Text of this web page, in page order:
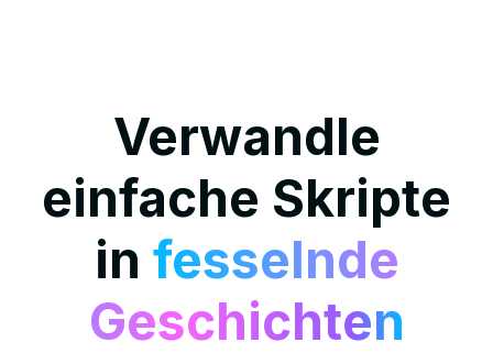
Verwandle
einfache Skripte
in fesselnde
Geschichten